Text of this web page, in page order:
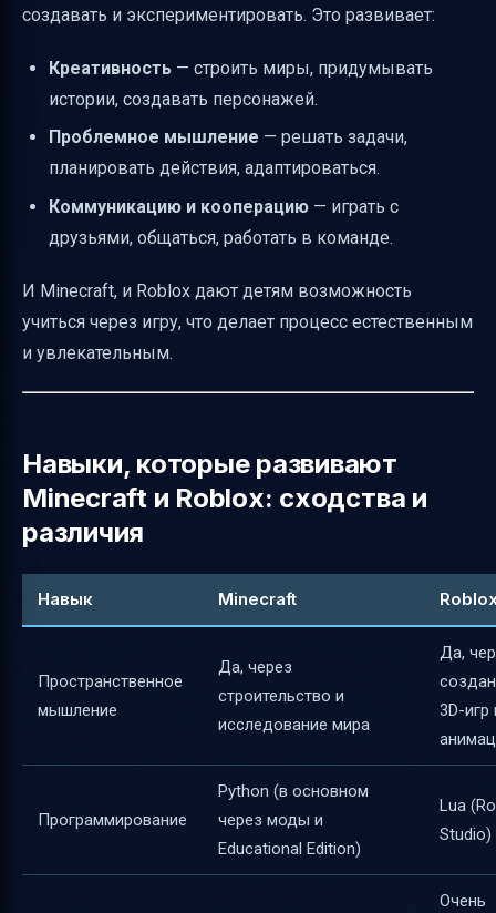
Minecraft и Roblox
прогресс
Заключение: как сделать выбор
создавать и экспериментировать. Это развивает:
Креативность — строить миры, придумывать
истории, создавать персонажей.
Проблемное мышление — решать задачи,
планировать действия, адаптироваться.
Коммуникацию и кооперацию — играть с
друзьями, общаться, работать в команде.
И Minecraft, и Roblox дают детям возможность
учиться через игру, что делает процесс естественным
и увлекательным.
Навыки, которые развивают
Minecraft и Roblox: сходства и
различия
Навык Minecraft
Пространственное
мышление
Да, через
строительство и
исследование мира
Да,
3D-игр
Программирование
Python (в основном
через моды и
Educational Edition)
Lua
Studio)
Очень